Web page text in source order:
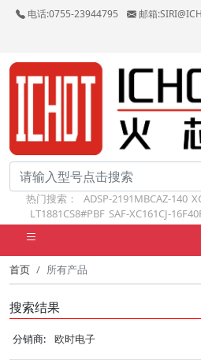
电话:0755-23944795
邮箱
热门搜索： ADSP-2191MBCAZ-140
LT1881CS8#PBF SAF-XC161CJ-
首页 所有产品
搜索结果
分销商: 欧时电子